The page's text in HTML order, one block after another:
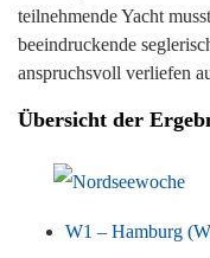
teilnehmende Yacht
beeindruckende
anspruchsvoll verliefen
Übersicht der
W1 – Hamburg